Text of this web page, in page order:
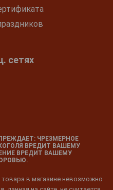
сетях
ЧРЕЗМЕРНОЕ
ВРЕДИТ ВАШЕМУ
ВРЕДИТ ВАШЕМУ
в магазине невозможно